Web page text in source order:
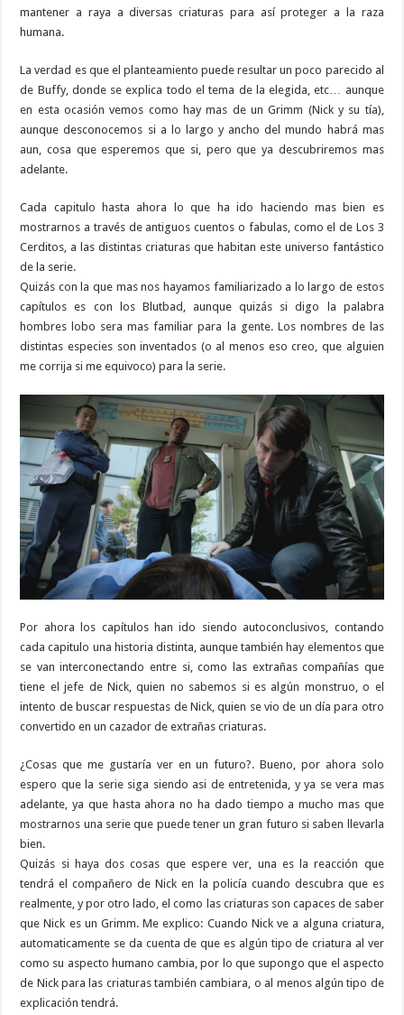
mantener a raya a diversas criaturas para así proteger a la raza
humana.
La verdad es que el planteamiento puede resultar un poco parecido al
de Buffy, donde se explica todo el tema de la elegida, etc… aunque
en esta ocasión vemos como hay mas de un Grimm (Nick y su tía),
aunque desconocemos si a lo largo y ancho del mundo habrá mas
aun, cosa que esperemos que si, pero que ya descubriremos mas
adelante.
Cada capitulo hasta ahora lo que ha ido haciendo mas bien es
mostrarnos a través de antiguos cuentos o fabulas, como el de Los 3
Cerditos, a las distintas criaturas que habitan este universo fantástico
de la serie.
Quizás con la que mas nos hayamos familiarizado a lo largo de estos
capítulos es con los Blutbad, aunque quizás si digo la palabra
hombres lobo sera mas familiar para la gente. Los nombres de las
distintas especies son inventados (o al menos eso creo, que alguien
me corrija si me equivoco) para la serie.
Por ahora los capítulos han ido siendo autoconclusivos, contando
cada capitulo una historia distinta, aunque también hay elementos que
se van interconectando entre si, como las extrañas compañías que
tiene el jefe de Nick, quien no sabemos si es algún monstruo, o el
intento de buscar respuestas de Nick, quien se vio de un día para otro
convertido en un cazador de extrañas criaturas.
¿Cosas que me gustaría ver en un futuro?. Bueno, por ahora solo
espero que la serie siga siendo asi de entretenida, y ya se vera mas
adelante, ya que hasta ahora no ha dado tiempo a mucho mas que
mostrarnos una serie que puede tener un gran futuro si saben llevarla
bien.
Quizás si haya dos cosas que espere ver, una es la reacción que
tendrá el compañero de Nick en la policía cuando descubra que es
realmente, y por otro lado, el como las criaturas son capaces de saber
que Nick es un Grimm. Me explico: Cuando Nick ve a alguna criatura,
automaticamente se da cuenta de que es algún tipo de criatura al ver
como su aspecto humano cambia, por lo que supongo que el aspecto
de Nick para las criaturas también cambiara, o al menos algún tipo de
explicación tendrá.